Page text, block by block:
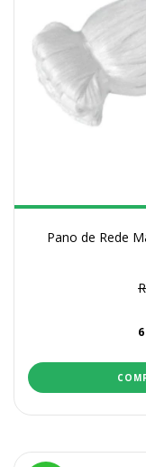
Pano de Rede
6